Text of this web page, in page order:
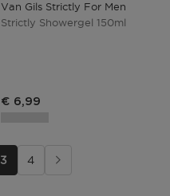
Van Gils Strictly For Men
Strictly Showergel 150ml
€ 6,99
3 4